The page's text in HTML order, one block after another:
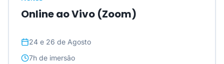
Online ao Vivo (Zoom)
24 e 26 de Agosto
7h de imersão